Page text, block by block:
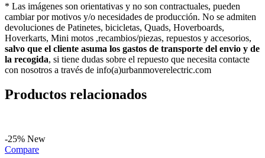
* Las imágenes son orientativas y no son contractuales, pueden
cambiar por motivos y/o necesidades de producción. No se admiten
devoluciones de Patinetes, bicicletas, Quads, Hoverboards,
Hoverkarts, Mini motos ,recambios/piezas, repuestos y accesorios,
salvo que el cliente asuma los gastos de transporte del envio y de
la recogida, si tiene dudas sobre el repuesto que necesita contacte
con nosotros a través de info(a)urbanmoverelectric.com
Productos relacionados
-25% New
Compare